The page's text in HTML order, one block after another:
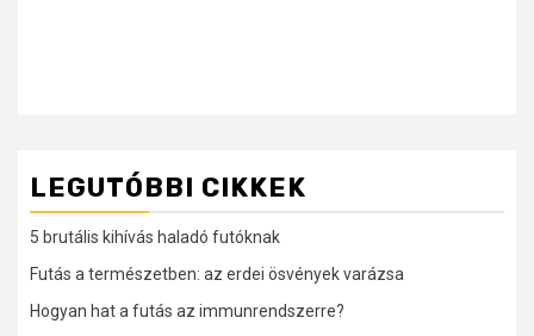
LEGUTÓBBI CIKKEK
5 brutális kihívás haladó futóknak
Futás a természetben: az erdei ösvények varázsa
Hogyan hat a futás az immunrendszerre?